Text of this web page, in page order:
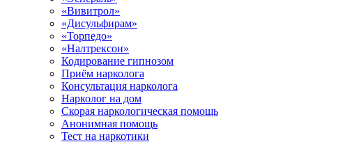
«Вивитрол»
«Дисульфирам»
«Торпедо»
«Налтрексон»
Кодирование гипнозом
Приём нарколога
Консультация нарколога
Нарколог на дом
Скорая наркологическая помощь
Анонимная помощь
Тест на наркотики